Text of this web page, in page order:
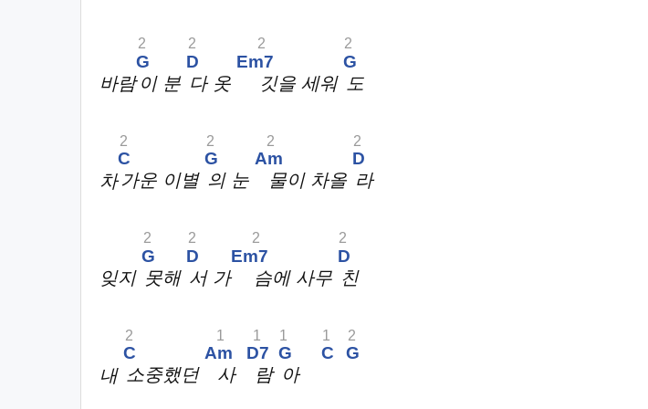
바람
G
2
이 분
D
2
다 옷
Em7
2
깃을 세워
G
2
도
차
C
2
가운 이별
G
2
의 눈
Am
2
물이 차올
D
2
라
잊지
G
2
못해
D
2
서 가
Em7
2
슴에 사무
D
2
친
내
C
2
소중했던
Am
1
사
D7
1
람
G
1
아
C
1
G
2